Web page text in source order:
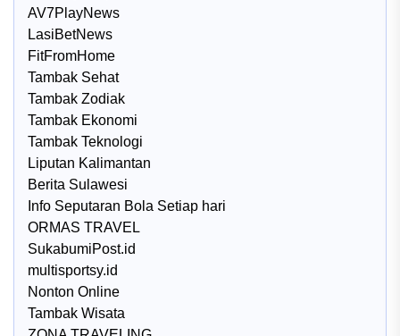
AV7PlayNews
LasiBetNews
FitFromHome
Tambak Sehat
Tambak Zodiak
Tambak Ekonomi
Tambak Teknologi
Liputan Kalimantan
Berita Sulawesi
Info Seputaran Bola Setiap hari
ORMAS TRAVEL
SukabumiPost.id
multisportsy.id
Nonton Online
Tambak Wisata